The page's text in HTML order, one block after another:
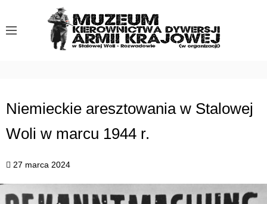
Niemieckie aresztowania w Stalowej
Woli w marcu 1944 r.
27 marca 2024